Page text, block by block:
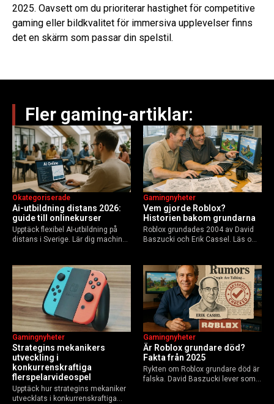
2025. Oavsett om du prioriterar hastighet för competitive
gaming eller bildkvalitet för immersiva upplevelser finns
det en skärm som passar din spelstil.
Fler gaming-artiklar:
Ai-utbildning distans 2026:
guide till onlinekurser
Okategoriserade
Upptäck flexibel AI-utbildning på
distans i Sverige. Lär dig machine
Guide för nybörjare och
yrkesverksamma som vill bygga…
Vem gjorde Roblox?
Historien bakom grundarna
Gamingnyheter
Roblox grundades 2004 av David
Baszucki och Erik Cassel. Läs om
användare 2025, och vad som
händer inför 2026.
Strategins mekanikers
utveckling i
konkurrenskraftiga
flerspelarvideospel
Gamingnyheter
Upptäck hur strategins mekaniker
utvecklats i konkurrenskraftiga
Är Roblox grundare död?
Fakta från 2025
Gamingnyheter
Rykten om Roblox grundare död är
falska. David Baszucki lever som